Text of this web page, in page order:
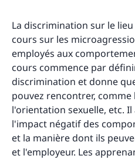
La discrimination sur le
cours sur les
employés aux
cours commence par
discrimination et donne
pouvez rencontrer, comme
l'orientation sexuelle, etc.
l'impact négatif des
et la manière dont ils
et l'employeur. Les